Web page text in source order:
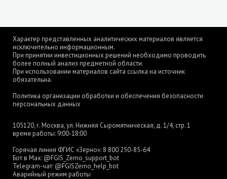
Характер представленных аналитических материалов является
исключительно информационным.
При принятии инвестиционных решений необходимо проводить
более полный анализ предметной области.
При использовании материалов сайта ссылка на источник
обязательна.
Политика организации обработки и обеспечения безопасности
персональных данных
105120, г. Москва, ул. Нижняя Сыромятническая, д. 1/4, стр. 1
время работы: 9:00-18:00
Горячая линия ФГИС «Зерно»: 8 800 250-85-64
Бот в Max: @FGIS_Zerno_support_bot
Telegram-чат: @FGISZerno_help_bot
Аварийный режим работы